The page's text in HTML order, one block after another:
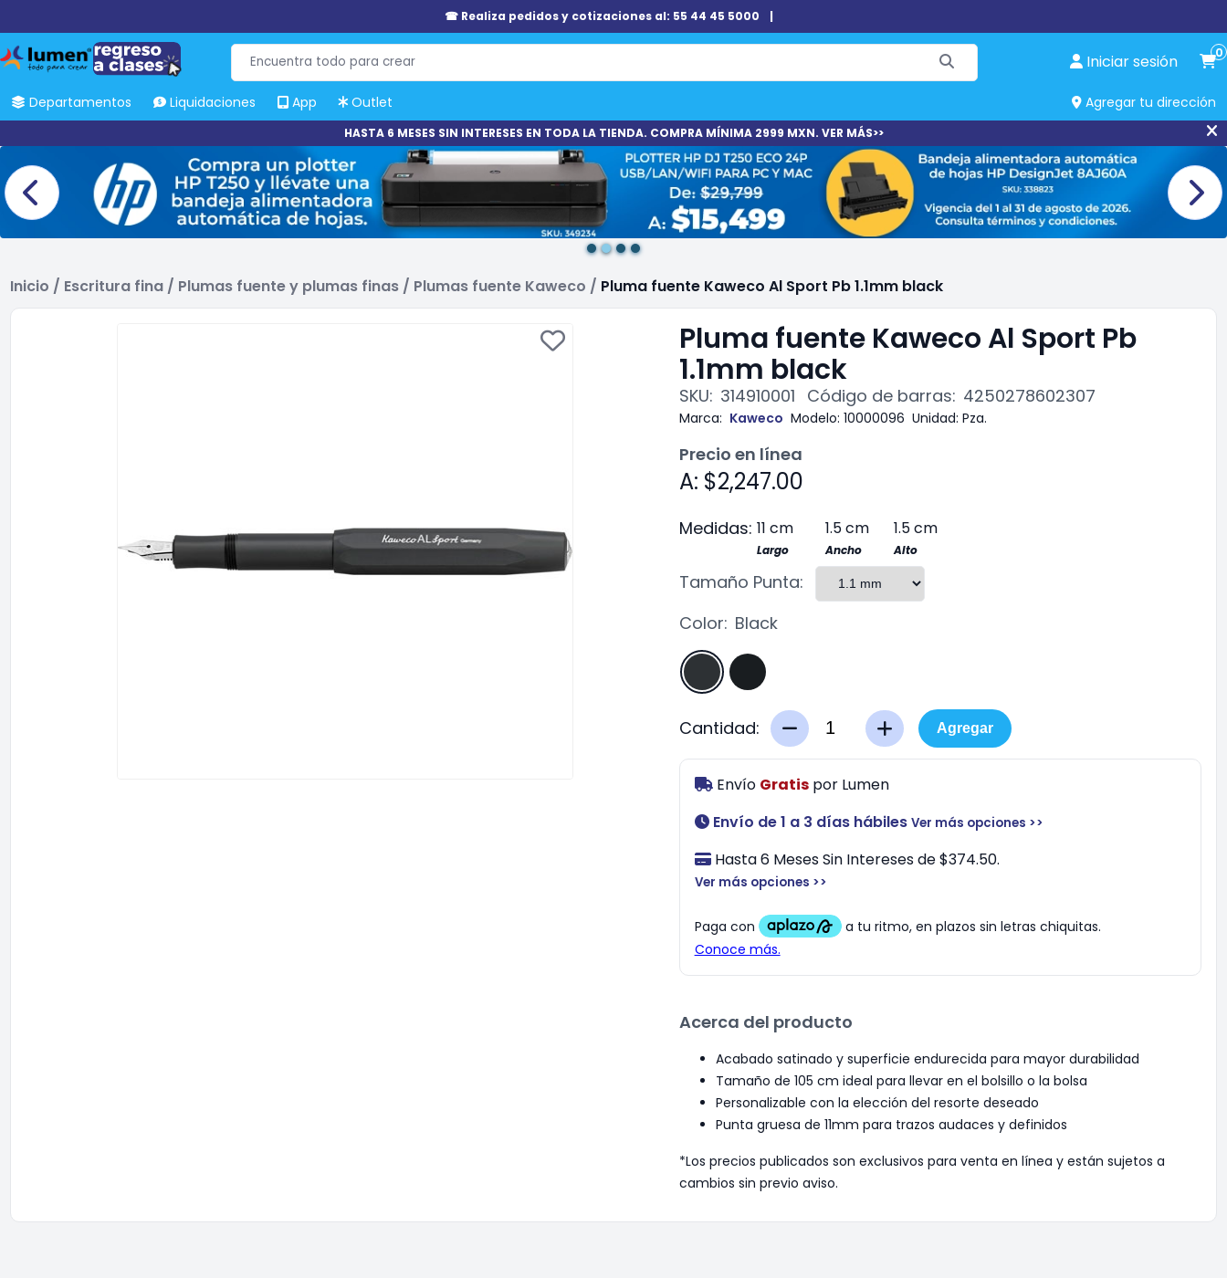
☎ Realiza pedidos y cotizaciones al: 55 44 45 5000 |
Iniciar sesión 0
Departamentos Liquidaciones App Outlet Agregar tu dirección
HASTA 6 MESES SIN INTERESES EN TODA LA TIENDA. COMPRA MÍNIMA 2999 MXN. VER MÁS>>
Inicio / Escritura fina / Plumas fuente y plumas finas / Plumas fuente Kaweco / Pluma fuente Kaweco Al Sport Pb 1.1mm black
Pluma fuente Kaweco Al Sport Pb
1.1mm black
SKU: 314910001 Código de barras: 4250278602307
Marca: Kaweco Modelo: 10000096 Unidad: Pza.
Precio en línea
A: $2,247.00
Medidas: 11 cm 1.5 cm 1.5 cm
Largo Ancho Alto
Tamaño Punta:
Color: Black
Cantidad: Agregar
Envío Gratispor Lumen
Envío de 1 a 3 días hábiles Ver más opciones >>
Hasta 6 Meses Sin Intereses de $374.50.
Ver más opciones >>
Acerca del producto
Acabado satinado y superficie endurecida para mayor durabilidad
Tamaño de 105 cm ideal para llevar en el bolsillo o la bolsa
Personalizable con la elección del resorte deseado
Punta gruesa de 11mm para trazos audaces y definidos
*Los precios publicados son exclusivos para venta en línea y están sujetos a
cambios sin previo aviso.